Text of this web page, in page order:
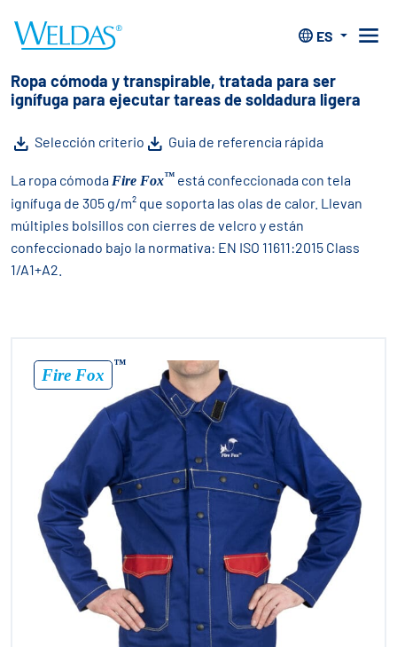
ES
Home
Fire Fox™ resistente al calor
Ropa cómoda y transpirable, tratada para ser
ignífuga para ejecutar tareas de soldadura ligera
Selección criterio Guia de referencia rápida
La ropa cómoda Fire Fox™ está confeccionada con tela
ignífuga de 305 g/m² que soporta las olas de calor. Llevan
múltiples bolsillos con cierres de velcro y están
confeccionado bajo la normativa: EN ISO 11611:2015 Class
1/A1+A2.
Fire Fox
™